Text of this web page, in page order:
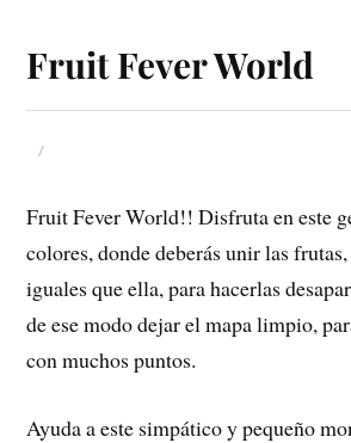
Fruit Fever World
Fruit Fever World!! Disfruta en este
colores, donde deberás unir las
iguales que ella, para hacerlas
de ese modo dejar el mapa limpio,
con muchos puntos.
Ayuda a este simpático y pequeño